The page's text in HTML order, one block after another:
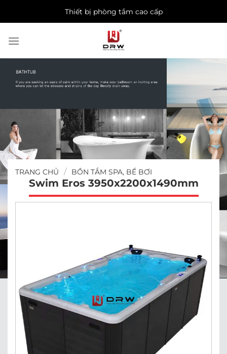
Thiết bị phòng tắm cao cấp
TRANG CHỦ / BỒN TẮM SPA, BỂ BƠI
Swim Eros 3950x2200x1490mm